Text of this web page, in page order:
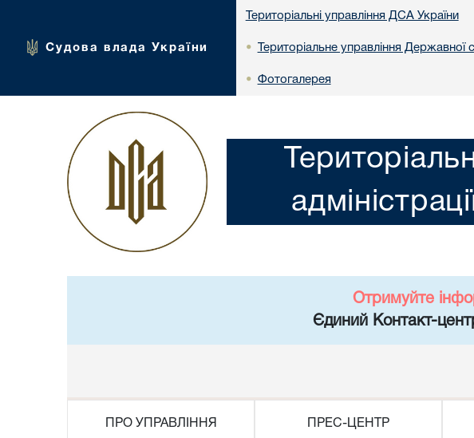
Судова влада України
Територіальні управління ДСА України
• Територіальне управління Державної
• Фотогалерея
Отримуйте
Єдиний Контакт-
ПРО УПРАВЛІННЯ ПРЕС-ЦЕНТР